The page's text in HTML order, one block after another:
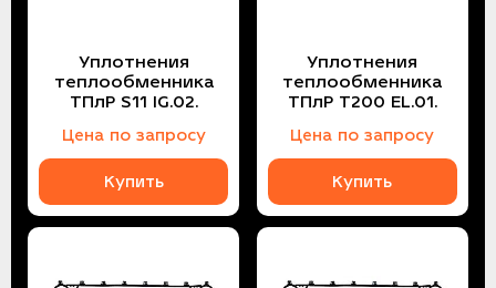
Уплотнения
теплообменника
ТПлР S11 IG.02.
Цена по запросу
Купить
Уплотнения
теплообменника
ТПлР T200 EL.01.
Цена по запросу
Купить